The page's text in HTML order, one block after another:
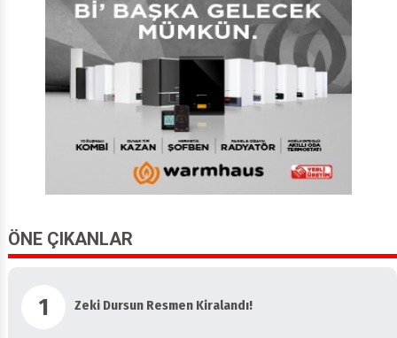
ÖNE ÇIKANLAR
1 Zeki Dursun Resmen Kiralandı!